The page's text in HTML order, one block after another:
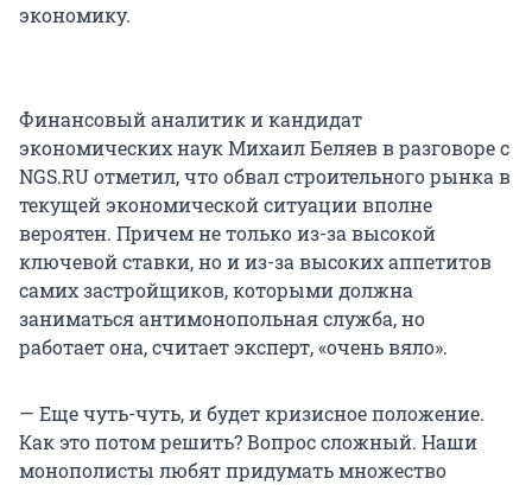
экономику.
Финансовый аналитик и кандидат
экономических наук Михаил Беляев в разговоре с
NGS.RU отметил, что обвал строительного рынка в
текущей экономической ситуации вполне
вероятен. Причем не только из-за высокой
ключевой ставки, но и из-за высоких аппетитов
самих застройщиков, которыми должна
заниматься антимонопольная служба, но
работает она, считает эксперт, «очень вяло».
— Еще чуть-чуть, и будет кризисное положение.
Как это потом решить? Вопрос сложный. Наши
монополисты любят придумать множество